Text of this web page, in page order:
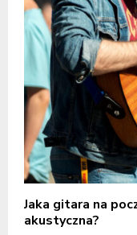
Jaka gitara na
akustyczna?